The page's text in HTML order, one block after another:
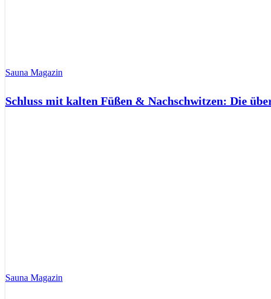
Sauna Magazin
Schluss mit kalten Füßen & Nachschwitzen: Die
Sauna Magazin